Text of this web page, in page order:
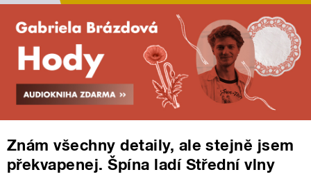
Znám všechny detaily, ale stejně jsem
překvapenej. Špína ladí Střední vlny